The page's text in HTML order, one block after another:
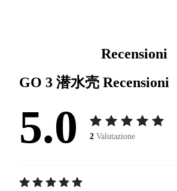
Recensioni
GO 3 潜水壳 Recensioni
5.0 2 Valutazione